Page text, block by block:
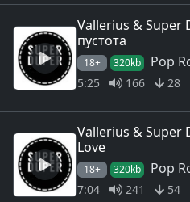
Vallerius & Super
пустота
18+ 320kb Pop
5:25 166 28
Vallerius & Super
Love
18+ 320kb Pop
7:04 241 54